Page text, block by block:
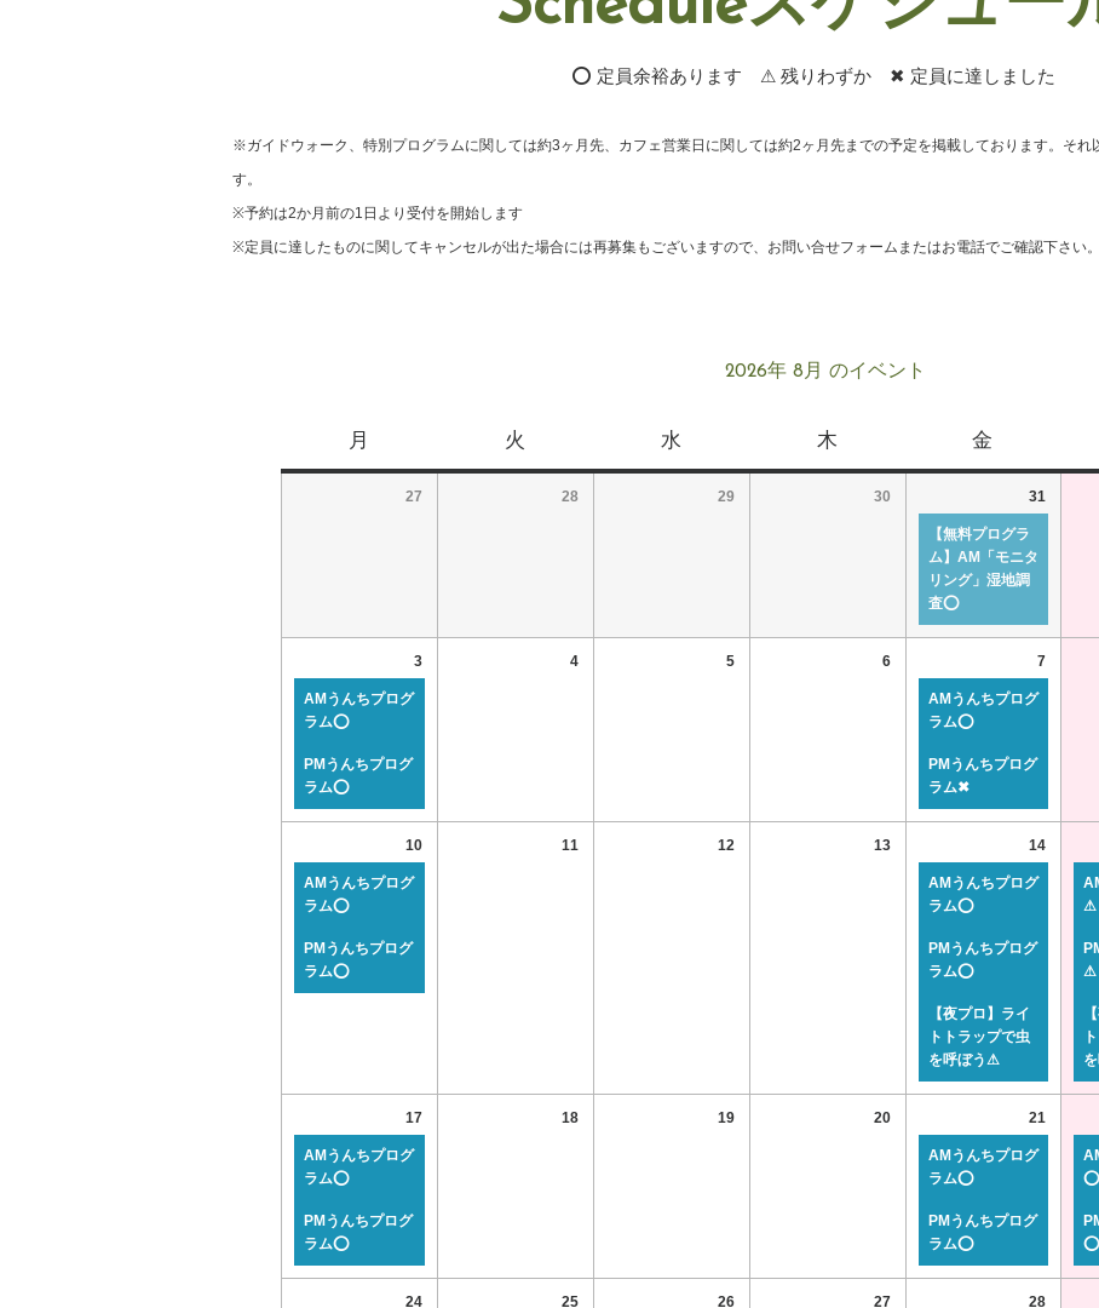
⭕ 定員余裕あります ⚠ 残りわずか ✖ 定員に達しました
※ガイドウォーク、特別プログラムに関しては約3ヶ月先、カフェ営業日に関しては約2ヶ月先までの予定を掲載しております。それ
す。
※予約は2か月前の1日より受付を開始します
※定員に達したものに関してキャンセルが出た場合には再募集もございますので、お問い合せフォームまたはお電話でご確認下さい。
2026年 8月 のイベント
月 火 水 木 金
27 28 29 30 31
【無料プログラ
ム】AM「モニタ
リング」湿地調
査⭕
3
AMうんちプログ
ラム⭕
PMうんちプログ
ラム⭕
4 5 6 7
AMうんちプログ
ラム⭕
PMうんちプログ
ラム✖
10
AMうんちプログ
ラム⭕
PMうんちプログ
ラム⭕
11 12 13 14
AMうんちプログ
ラム⭕
PMうんちプログ
ラム⭕
【夜プロ】ライ
トトラップで虫
を呼ぼう⚠
⚠
⚠
17
AMうんちプログ
ラム⭕
PMうんちプログ
ラム⭕
18 19 20 21
AMうんちプログ
ラム⭕
PMうんちプログ
ラム⭕
⭕
⭕
24 25 26 27 28